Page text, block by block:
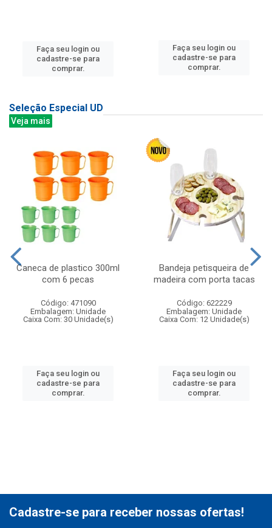
Faça seu login ou
cadastre-se para
comprar.
Faça seu login ou
cadastre-se para
comprar.
Seleção Especial UD
Veja mais
Caneca de plastico 300ml
com 6 pecas
Código: 471090
Embalagem: Unidade
Caixa Com: 30 Unidade(s)
Faça seu login ou
cadastre-se para
comprar.
Bandeja petisqueira de
madeira com porta tacas
Código: 622229
Embalagem: Unidade
Caixa Com: 12 Unidade(s)
Faça seu login ou
cadastre-se para
comprar.
Cadastre-se para receber nossas ofertas!